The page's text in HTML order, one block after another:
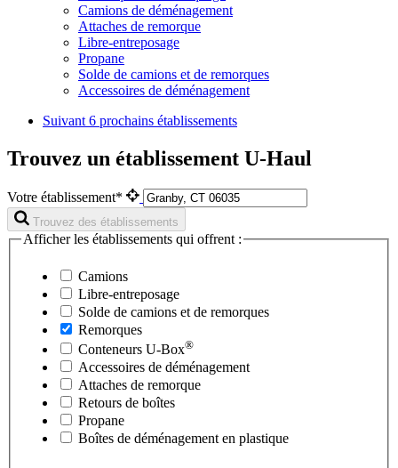
Camions de déménagement
Attaches de remorque
Libre-entreposage
Propane
Solde de camions et de remorques
Accessoires de déménagement
Suivant 6 prochains établissements
Trouvez un établissement U-Haul
Votre établissement*
Trouvez des établissements
Afficher les établissements qui offrent :
Camions
Libre-entreposage
Solde de camions et de remorques
Remorques
Conteneurs U-Box®
Accessoires de déménagement
Attaches de remorque
Retours de boîtes
Propane
Boîtes de déménagement en plastique